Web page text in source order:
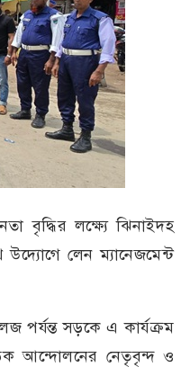
বৃদ্ধির লক্ষ্যে ঝিনাইদহ
লেন ম্যানেজমেন্ট
পর্যন্ত সড়কে এ কার্যক্রম
আন্দোলনের নেতৃবৃন্দ ও